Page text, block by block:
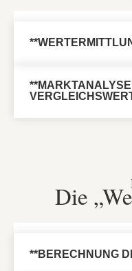
Die
**BERECHNUNG